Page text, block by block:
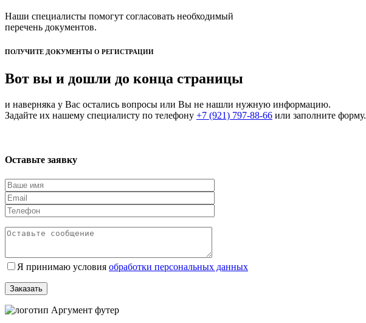
Наши специалисты помогут согласовать необходимый
перечень документов.
ПОЛУЧИТЕ ДОКУМЕНТЫ О РЕГИСТРАЦИИ
Вот вы и дошли до конца страницы
и наверняка у Вас остались вопросы или Вы не нашли нужную информацию.
Задайте их нашему специалисту по телефону +7 (921) 797-88-66 или заполните форму.
Оставьте заявку
Я принимаю условия обработки персональных данных